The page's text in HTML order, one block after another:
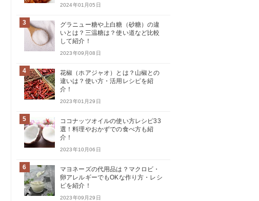
2024年01月05日
3
グラニュー糖や上白糖（砂糖）の違
いとは？三温糖は？使い道など比較
して紹介！
2023年09月08日
4
花椒（ホアジャオ）とは？山椒との
違いは？使い方・活用レシピを紹
介！
2023年01月29日
5
ココナッツオイルの使い方レシピ33
選！料理やおかずでの食べ方も紹
介！
2023年10月06日
6
マヨネーズの代用品は？マクロビ・
卵アレルギーでもOKな作り方・レシ
ピを紹介！
2023年09月29日